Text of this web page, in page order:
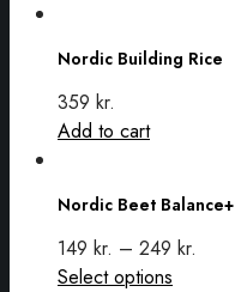
Rice
Nordic Building Rice
359 kr.
Add to cart
Balance+
Nordic Beet Balance+
149 kr. – 249 kr.
Select options